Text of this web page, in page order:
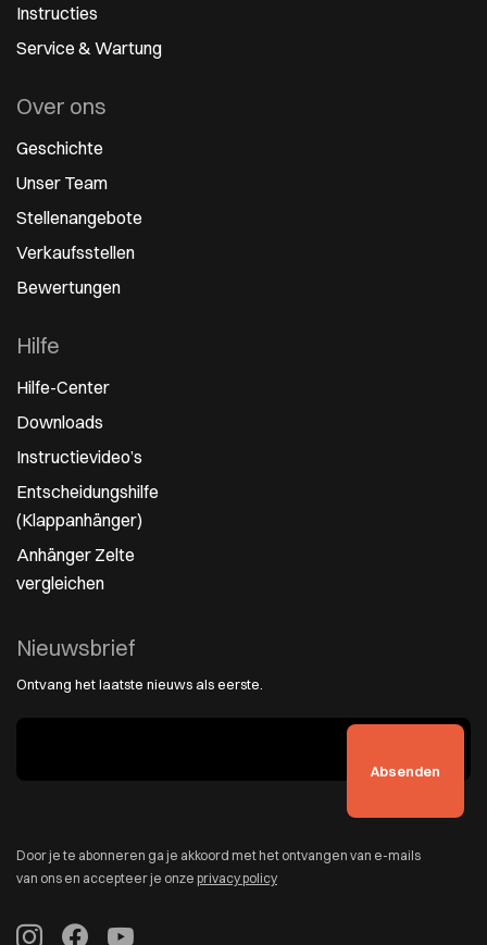
Instructies
Service & Wartung
Over ons
Geschichte
Unser Team
Stellenangebote
Verkaufsstellen
Bewertungen
Hilfe
Hilfe-Center
Downloads
Instructievideo’s
Entscheidungshilfe
(Klappanhänger)
Anhänger Zelte
vergleichen
Nieuwsbrief
Ontvang het laatste nieuws als eerste.
Door je te abonneren ga je akkoord met het ontvangen van e-mails
van ons en accepteer je onze privacy policy